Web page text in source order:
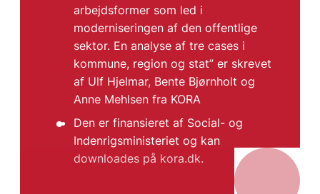
arbejdsformer som led i
moderniseringen af den offentlige
sektor. En analyse af tre cases i
kommune, region og stat” er skrevet
af Ulf Hjelmar, Bente Bjørnholt og
Anne Mehlsen fra KORA
Den er finansieret af Social- og
Indenrigsministeriet og kan
downloades på kora.dk.